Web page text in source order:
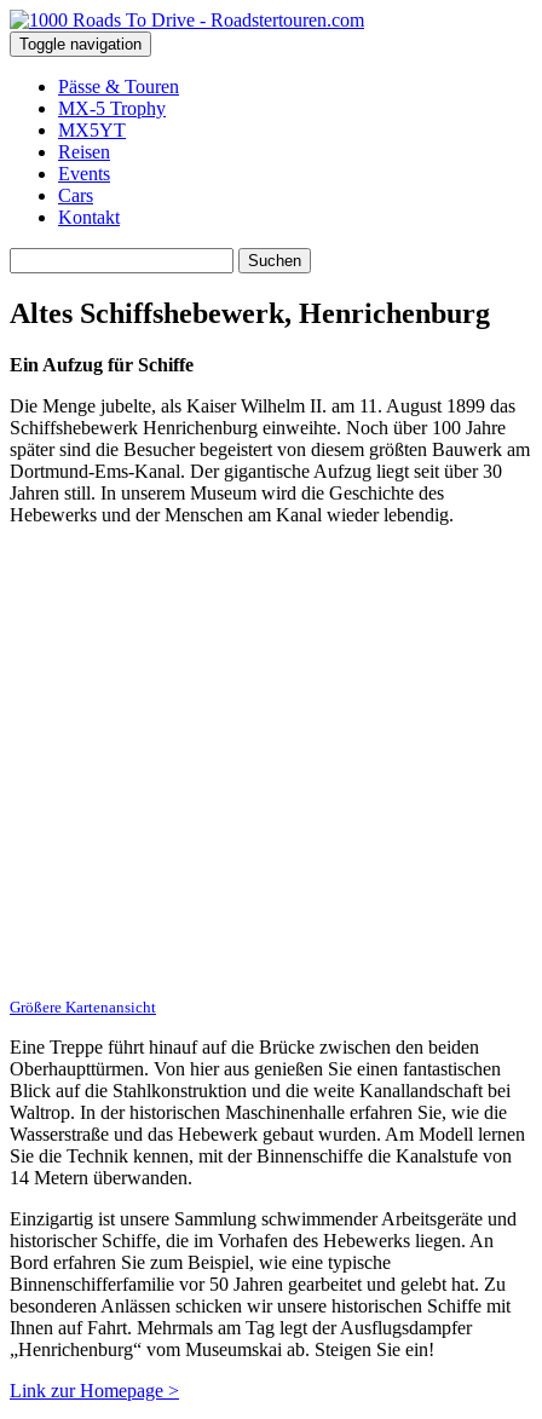
Toggle navigation
Pässe & Touren
MX-5 Trophy
MX5YT
Reisen
Events
Cars
Kontakt
nach:
Altes Schiffshebewerk, Henrichenburg
Ein Aufzug für Schiffe
Die Menge jubelte, als Kaiser Wilhelm II. am 11. August 1899 das
Schiffshebewerk Henrichenburg einweihte. Noch über 100 Jahre
später sind die Besucher begeistert von diesem größten Bauwerk am
Dortmund-Ems-Kanal. Der gigantische Aufzug liegt seit über 30
Jahren still. In unserem Museum wird die Geschichte des
Hebewerks und der Menschen am Kanal wieder lebendig.
Größere Kartenansicht
Eine Treppe führt hinauf auf die Brücke zwischen den beiden
Oberhaupttürmen. Von hier aus genießen Sie einen fantastischen
Blick auf die Stahlkonstruktion und die weite Kanallandschaft bei
Waltrop. In der historischen Maschinenhalle erfahren Sie, wie die
Wasserstraße und das Hebewerk gebaut wurden. Am Modell lernen
Sie die Technik kennen, mit der Binnenschiffe die Kanalstufe von
14 Metern überwanden.
Einzigartig ist unsere Sammlung schwimmender Arbeitsgeräte und
historischer Schiffe, die im Vorhafen des Hebewerks liegen. An
Bord erfahren Sie zum Beispiel, wie eine typische
Binnenschifferfamilie vor 50 Jahren gearbeitet und gelebt hat. Zu
besonderen Anlässen schicken wir unsere historischen Schiffe mit
Ihnen auf Fahrt. Mehrmals am Tag legt der Ausflugsdampfer
„Henrichenburg“ vom Museumskai ab. Steigen Sie ein!
Link zur Homepage >